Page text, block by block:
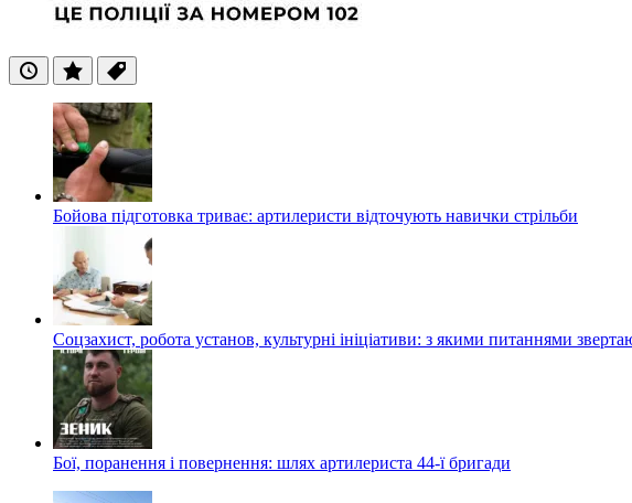
ОстанніПопулярні
Теги
Бойова підготовка триває: артилеристи відточують навички стрільби
Соцзахист, робота установ, культурні ініціативи: з якими питаннями
Бої, поранення і повернення: шлях артилериста 44-ї бригади